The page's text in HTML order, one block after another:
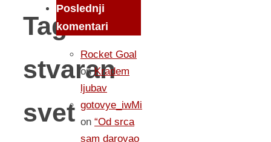
Tag:
stvaran
svet
Poslednji
komentari
Rocket Goal
onKradem
ljubav
gotovye_iwMi
on “Od srca
sam darovao